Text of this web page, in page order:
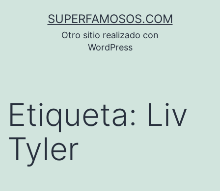
SUPERFAMOSOS.COM
Otro sitio realizado con
WordPress
Etiqueta: Liv
Tyler